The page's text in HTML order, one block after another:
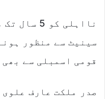
نااہلی کو
سینیٹ سے منظور
قومی اسمبلی سے
صدر ملکت عارف